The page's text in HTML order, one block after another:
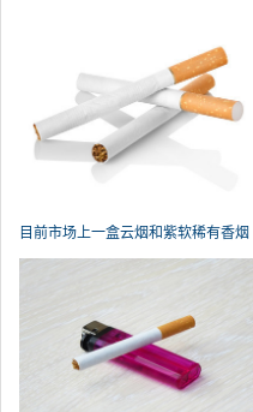
目前市场上一盒云烟和紫软稀有香烟